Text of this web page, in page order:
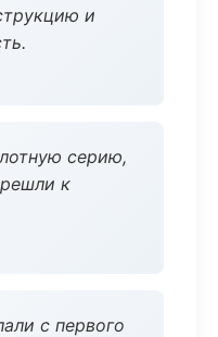
и
серию,
к
с первого